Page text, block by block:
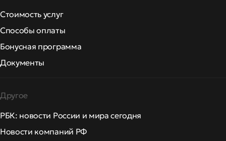
Стоимость услуг
Способы оплаты
Бонусная программа
Документы
Другое
РБК: новости России и мира сегодня
Новости компаний РФ